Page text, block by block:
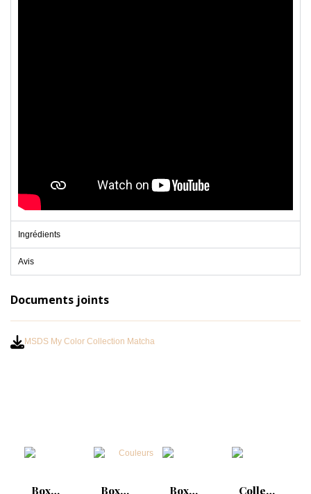
Ingrédients
Avis
Documents joints
MSDS My Color Collection Matcha
Box
Box
Box
Collection